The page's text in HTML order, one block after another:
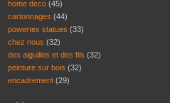
home deco (45)
cartonnages (44)
powertex statues (33)
chez nous (32)
des aiguilles et des fils (32)
peinture sur bois (32)
encadrement (29)